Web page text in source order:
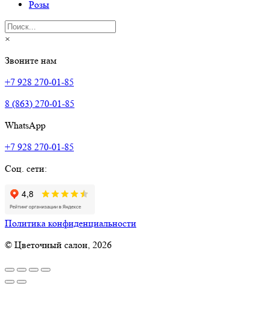
Розы
×
Звоните нам
+7 928 270-01-85
8 (863) 270-01-85
WhatsApp
+7 928 270-01-85
Соц. сети:
Политика конфиденциальности
© Цветочный салон, 2026